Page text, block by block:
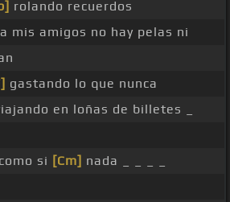
rolando recuerdos
mis amigos no hay pelas ni
gastando lo que nunca
en loñas de billetes _
si [Cm] nada _ _ _ _